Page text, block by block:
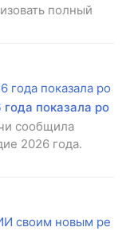
полный
показала ро
сообщила
2026 года.